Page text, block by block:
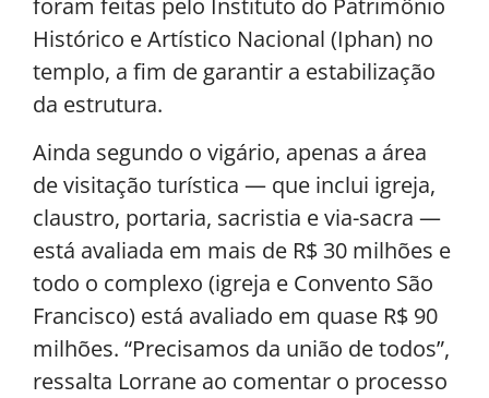
Histórico e Artístico Nacional (Iphan) no
templo, a fim de garantir a estabilização
da estrutura.
Ainda segundo o vigário, apenas a área
de visitação turística — que inclui igreja,
claustro, portaria, sacristia e via-sacra —
está avaliada em mais de R$ 30 milhões e
todo o complexo (igreja e Convento São
Francisco) está avaliado em quase R$ 90
milhões. “Precisamos da união de todos”,
ressalta Lorrane ao comentar o processo